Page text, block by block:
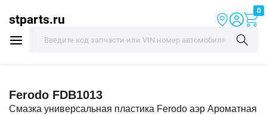
stparts.ru
0
Ferodo FDB1013
Смазка универсальная пластика Ferodo аэр Ароматная